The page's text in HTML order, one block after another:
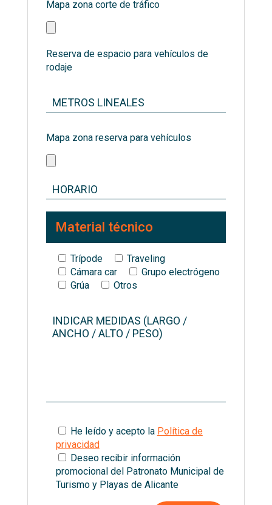
Mapa zona corte de tráfico
Reserva de espacio para vehículos de
rodaje
Mapa zona reserva para vehículos
Material técnico
Trípode
Traveling
Cámara car
Grupo electrógeno
Grúa
Otros
He leído y acepto la Política de
privacidad
Deseo recibir información
promocional del Patronato Municipal de
Turismo y Playas de Alicante